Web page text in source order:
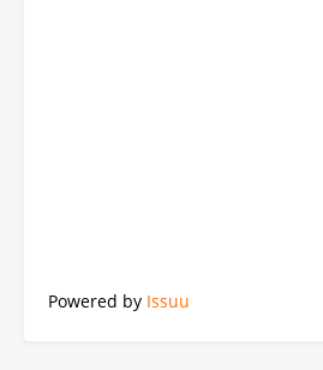
Powered by Issuu